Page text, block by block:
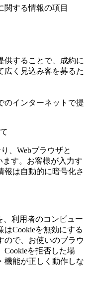
関する情報の項目
供することで、成約に
広く見込み客を募るた
のインターネットで提
、Webブラウザと
ます。お客様が入力す
報は自動的に暗号化さ
、利用者のコンピュー
Cookieを無効にする
ので、お使いのブラウ
Cookieを拒否した場
機能が正しく動作しな